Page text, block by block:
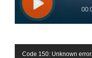
Reproductor
Code 150: Unknown error.